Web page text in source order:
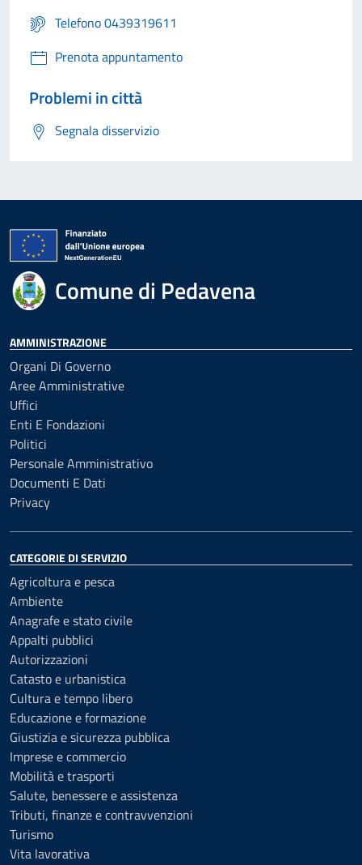
Telefono 0439319611
Prenota appuntamento
Problemi in città
Segnala disservizio
Comune di Pedavena
AMMINISTRAZIONE
Organi Di Governo
Aree Amministrative
Uffici
Enti E Fondazioni
Politici
Personale Amministrativo
Documenti E Dati
Privacy
CATEGORIE DI SERVIZIO
Agricoltura e pesca
Ambiente
Anagrafe e stato civile
Appalti pubblici
Autorizzazioni
Catasto e urbanistica
Cultura e tempo libero
Educazione e formazione
Giustizia e sicurezza pubblica
Imprese e commercio
Mobilità e trasporti
Salute, benessere e assistenza
Tributi, finanze e contravvenzioni
Turismo
Vita lavorativa